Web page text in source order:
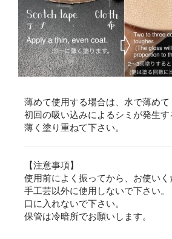
薄めて使用する場合は、水で薄めて
初回の吸い込みによるシミが発生す
薄く塗り重ねて下さい。
【注意事項】
使用前によく振ってから、お使いく
手工芸以外に使用しないで下さい。
口に入れないで下さい。
保管は冷暗所でお願いします。